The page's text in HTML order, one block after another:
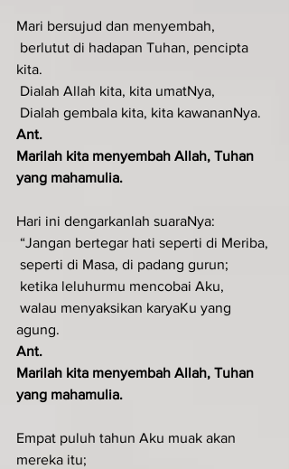
Mari bersujud dan menyembah,
kita.
Dialah Allah kita, kita umatNya,
Dialah gembala kita, kita kawananNya.
Ant.
Marilah kita menyembah Allah, Tuhan
yang mahamulia.
Hari ini dengarkanlah suaraNya:
“Jangan bertegar hati seperti di Meriba,
seperti di Masa, di padang gurun;
ketika leluhurmu mencobai Aku,
agung.
Ant.
Marilah kita menyembah Allah, Tuhan
yang mahamulia.
Empat puluh tahun Aku muak akan
mereka itu;